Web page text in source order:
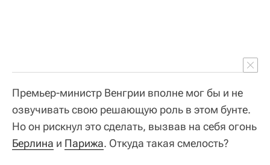
Премьер-министр Венгрии вполне мог бы и не
озвучивать свою решающую роль в этом бунте.
Но он рискнул это сделать, вызвав на себя огонь
Берлина и Парижа. Откуда такая смелость?